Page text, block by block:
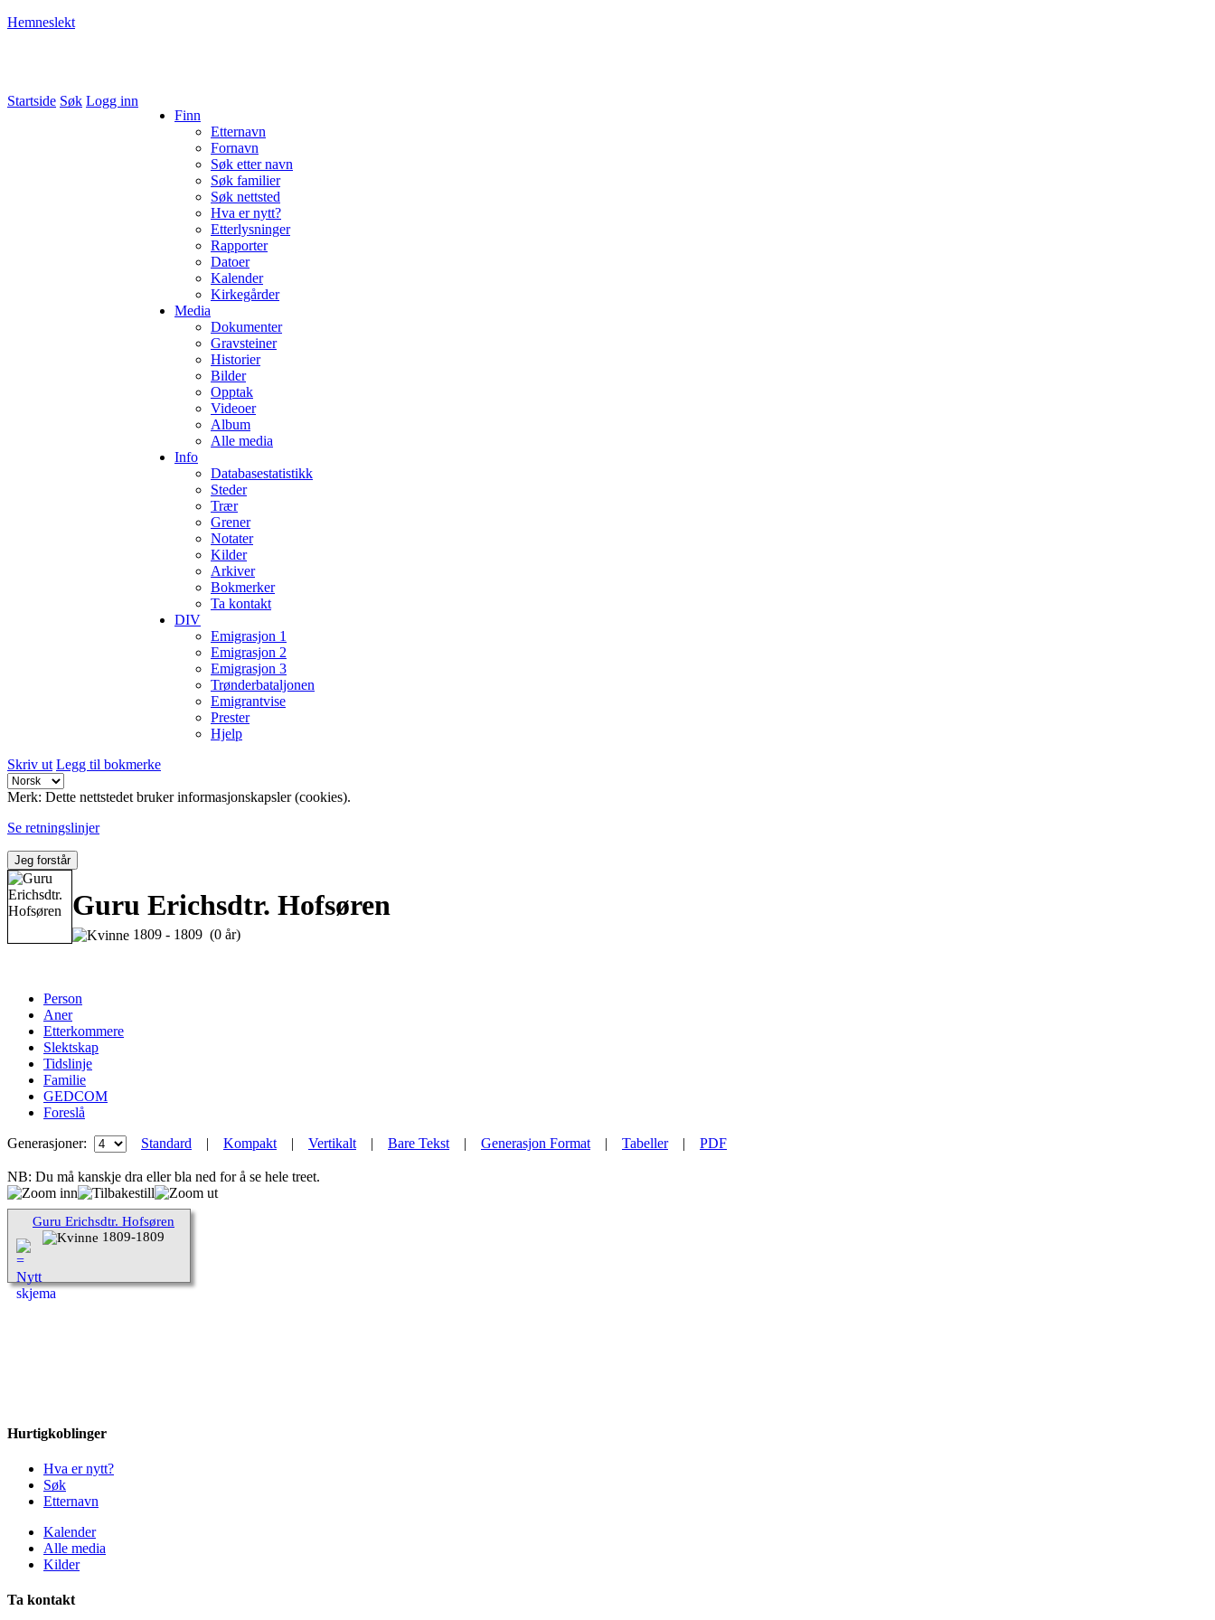
Hemneslekt
Startside Søk Logg inn
Finn
Etternavn
Fornavn
Søk etter navn
Søk familier
Søk nettsted
Hva er nytt?
Etterlysninger
Rapporter
Datoer
Kalender
Kirkegårder
Media
Dokumenter
Gravsteiner
Historier
Bilder
Opptak
Videoer
Album
Alle media
Info
Databasestatistikk
Steder
Trær
Grener
Notater
Kilder
Arkiver
Bokmerker
Ta kontakt
DIV
Emigrasjon 1
Emigrasjon 2
Emigrasjon 3
Trønderbataljonen
Emigrantvise
Prester
Hjelp
Skriv ut Legg til bokmerke
Merk: Dette nettstedet bruker informasjonskapsler (cookies).
Se retningslinjer
Jeg forstår
Guru Erichsdtr. Hofsøren
1809 - 1809 (0 år)
Person
Aner
Etterkommere
Slektskap
Tidslinje
Familie
GEDCOM
Foreslå
Generasjoner:
Standard | Kompakt| Vertikalt| Bare Tekst| Generasjon Format| Tabeller| PDF
NB: Du må kanskje dra eller bla ned for å se hele treet.
Guru Erichsdtr. Hofsøren
1809-1809
Hurtigkoblinger
Hva er nytt?
Søk
Etternavn
Kalender
Alle media
Kilder
Ta kontakt